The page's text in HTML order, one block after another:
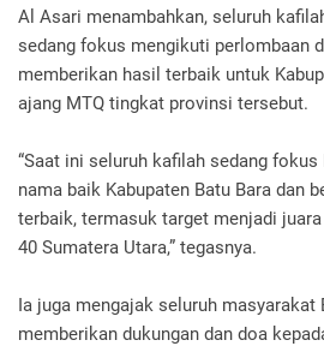
Al Asari menambahkan, seluruh
sedang fokus mengikuti perlombaan
memberikan hasil terbaik untuk
ajang MTQ tingkat provinsi tersebut.
“Saat ini seluruh kafilah sedang
nama baik Kabupaten Batu Bara dan
terbaik, termasuk target menjadi
40 Sumatera Utara,” tegasnya.
Ia juga mengajak seluruh masyarakat
memberikan dukungan dan doa